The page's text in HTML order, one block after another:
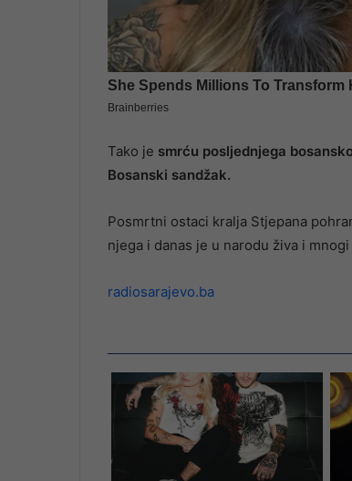
Tako je smrću posljednjega
Bosanski sandžak.
Posmrtni ostaci kralja Stjepana
njega i danas je u narodu živa i
radiosarajevo.ba